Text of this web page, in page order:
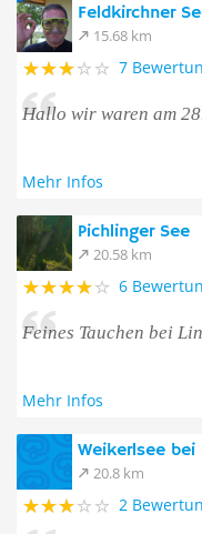
Feldkirchner
15.68 km
7
Hallo wir waren am
Mehr Infos
Pichlinger See
20.58 km
6
Feines Tauchen bei
Mehr Infos
Weikerlsee
20.8 km
2